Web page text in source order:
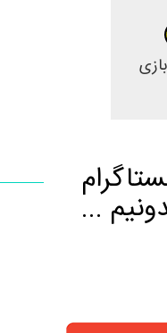
...